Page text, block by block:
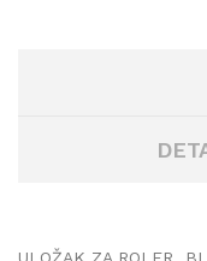
ULOŽAK ZA ROLER